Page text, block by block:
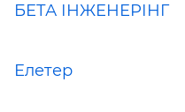
БЕТА ІНЖЕНЕРІНГ
Елетер